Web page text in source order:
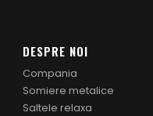
DESPRE NOI
Compania
Somiere metalice
Saltele relaxa